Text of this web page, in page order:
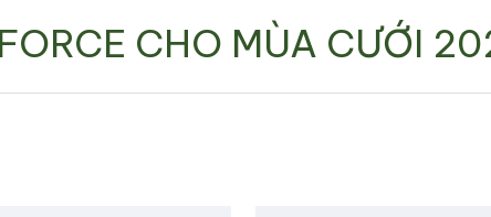
CHO MÙA CƯỚI